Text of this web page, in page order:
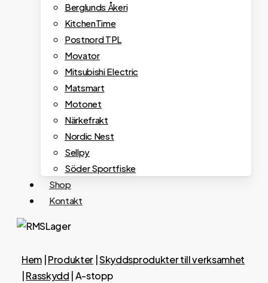
Berglunds Åkeri
KitchenTime
Postnord TPL
Movator
Mitsubishi Electric
Matsmart
Motonet
Närkefrakt
Nordic Nest
Sellpy
Söder Sportfiske
Shop
Kontakt
Hem| Produkter |Skyddsprodukter till verksamhet
Rasskydd A-stopp